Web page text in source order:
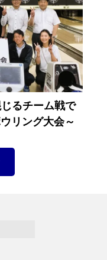
るチーム戦で
リング大会～